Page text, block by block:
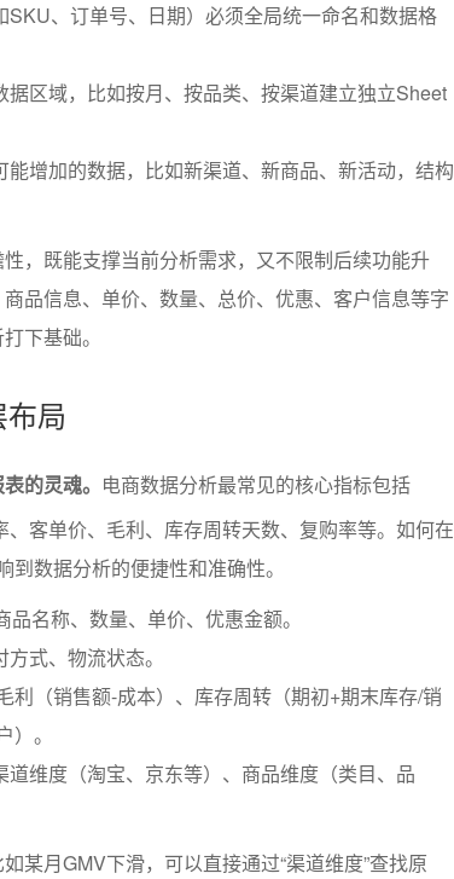
、订单号、日期）必须全局统一命名和数据格
区域，比如按月、按品类、按渠道建立独立Sheet
增加的数据，比如新渠道、新商品、新活动，结构
，既能支撑当前分析需求，又不限制后续功能升
品信息、单价、数量、总价、优惠、客户信息等字
下基础。
局
的灵魂。 电商数据分析最常见的核心指标包括
客单价、毛利、库存周转天数、复购率等。如何在
数据分析的便捷性和准确性。
名称、数量、单价、优惠金额。
式、物流状态。
利（销售额-成本）、库存周转（期初+期末库存/销
。
维度（淘宝、京东等）、商品维度（类目、品
某月GMV下滑，可以直接通过“渠道维度”查找原